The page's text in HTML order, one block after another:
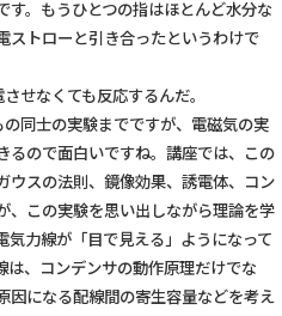
す。もうひとつの指はほとんど水分な
ストローと引き合ったというわけで
せなくても反応するんだ。
同士の実験までですが、電磁気の実
るので面白いですね。講座では、この
ウスの法則、鏡像効果、誘電体、コン
、この実験を思い出しながら理論を学
気力線が「目で見える」ようになって
は、コンデンサの動作原理だけでな
因になる配線間の寄生容量などを考え